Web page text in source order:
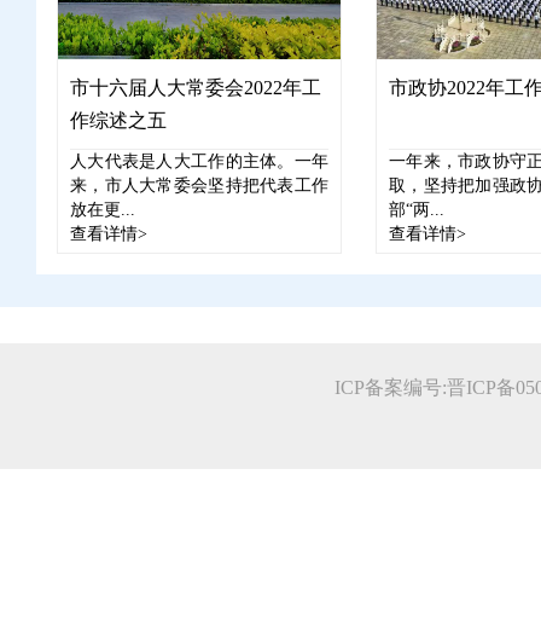
市十六届人大常委会2022年工
作综述之五
人大代表是人大工作的主体。一年
来，市人大常委会坚持把代表工作
放在更...
查看详情>
市政协2022年工
一年来，市政协守
取，坚持把加强政
部“两...
查看详情>
ICP备案编号:晋ICP备